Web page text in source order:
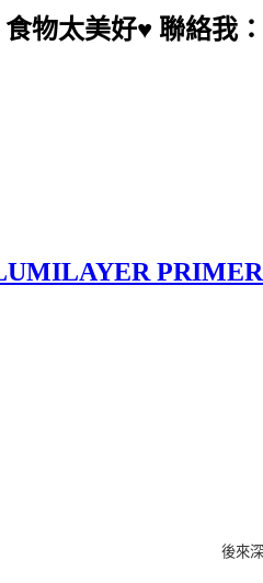
物太美好♥ 聯絡我
後來